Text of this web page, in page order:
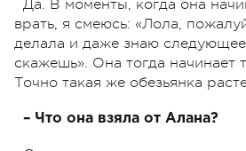
Да. В моменты, когда она
врать, я смеюсь: «Лола,
делала и даже знаю
скажешь». Она тогда начинает
Точно такая же обезьянка
– Что она взяла от Алана?